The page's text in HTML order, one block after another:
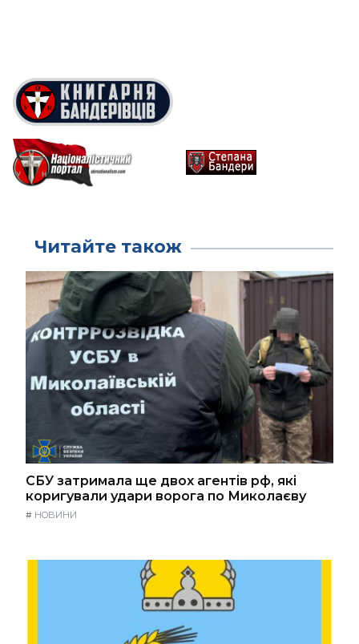
Читайте також
СБУ затримала ще двох агентів рф, які
коригували удари ворога по Миколаєву
# НОВИНИ